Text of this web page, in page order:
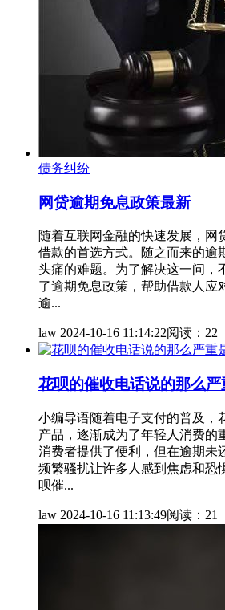
债务纠纷
网贷逾期免息政策最新
随着互联网金融的快速发展，网
借款的首选方式。随之而来的逾
头痛的难题。为了解决这一问，
了逾期免息政策，帮助借款人应
逾...
law 2024-10-16 11:14:22阅读：22
花呗的催收电话说的那么
小编导语随着电子支付的普及，
产品，逐渐成为了年轻人消费的
消费者提供了便利，但在逾期未
频繁骚扰让许多人感到焦虑和恐
呗催...
law 2024-10-16 11:13:49阅读：21